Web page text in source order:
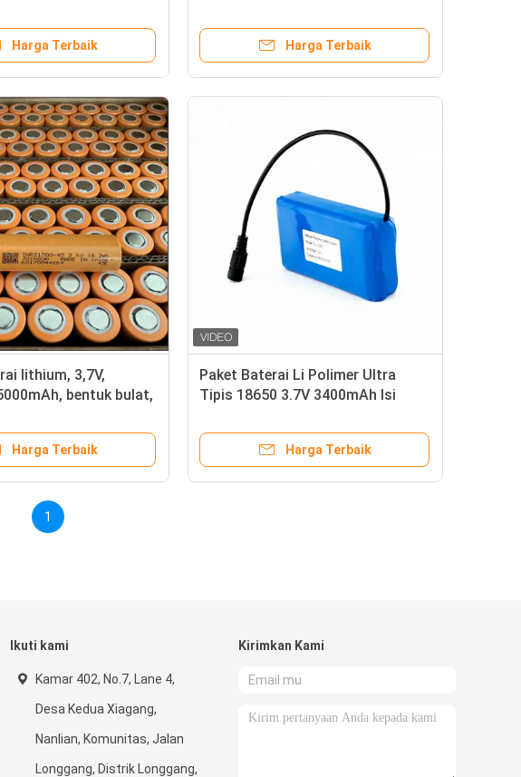
Harga Terbaik Harga Terbaik
lithium, 3,7V,
bentuk bulat,
alat listrik
Harga Terbaik
Paket Baterai Li Polimer Ultra
Tipis 18650 3.7V 3400mAh Isi
Harga Terbaik
1
Ikuti kami
Kamar 402, No.7, Lane 4,
Desa Kedua Xiagang,
Nanlian, Komunitas, Jalan
Longgang, Distrik Longgang,
Kirimkan Kami